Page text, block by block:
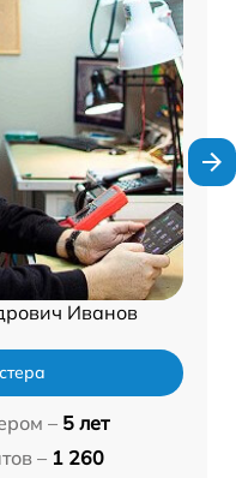
Иванов
– 5 лет
– 1 260